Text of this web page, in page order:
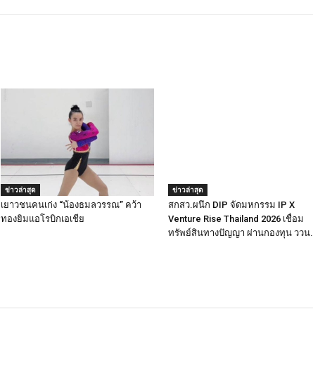
ข่าวล่าสุด
เยาวชนคนเก่ง “น้องธมลวรรณ” คว้า
ทองยิมแอโรบิกเอเชีย
ข่าวล่าสุด
สกสว.ผนึก DIP จัดมหกรรม IP X
Venture Rise Thailand 2026 เชื่อม
ทรัพย์สินทางปัญญา ผ่านกองทุน ววน.